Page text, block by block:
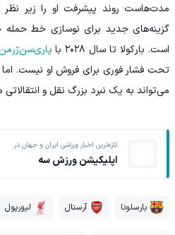
مدت‌هاست روند پیشرفت او را زیر نظر
گزینه‌های جدید برای نوسازی خط حمله
است. بارکولا تا سال ۲۰۲۸ با
پاری‌سن‌ژرمن
تحت فشار فوری برای فروش او نیست. اما
می‌تواند به یک نبرد بزرگ نقل‌ و
تازه‌ترین اخبار ورزشی ایران و جهان در
اپلیکیشن ورزش سه
بارسلونا آرسنال لیورپول